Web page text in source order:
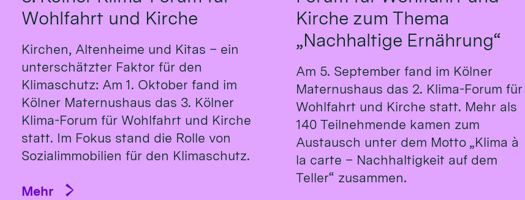
Wohlfahrt und Kirche
Kirchen, Altenheime und Kitas – ein
unterschätzter Faktor für den
Klimaschutz: Am 1. Oktober fand im
Kölner Maternushaus das 3. Kölner
Klima-Forum für Wohlfahrt und Kirche
statt. Im Fokus stand die Rolle von
Sozialimmobilien für den Klimaschutz.
Mehr
Kirche zum Thema
„Nachhaltige Ernährung“
Am 5. September fand im Kölner
Maternushaus das 2. Klima-Forum für
Wohlfahrt und Kirche statt. Mehr als
140 Teilnehmende kamen zum
Austausch unter dem Motto „Klima à
la carte – Nachhaltigkeit auf dem
Teller“ zusammen.